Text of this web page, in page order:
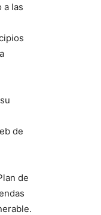
a las
de
de